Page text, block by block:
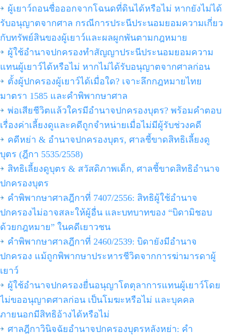
ผู้เยาว์ถอนชื่อออกจากโฉนดที่ดินได้หรือไม่ หากยังไม่ได้
รับอนุญาตจากศาล กรณีการประนีประนอมยอมความเกี่ยว
กับทรัพย์สินของผู้เยาว์และผลผูกพันตามกฎหมาย
ผู้ใช้อำนาจปกครองทำสัญญาประนีประนอมยอมความ
แทนผู้เยาว์ได้หรือไม่ หากไม่ได้รับอนุญาตจากศาลก่อน
ตั้งผู้ปกครองผู้เยาว์ได้เมื่อใด? เจาะลึกกฎหมายไทย
มาตรา 1585 และคำพิพากษาศาล
พ่อเสียชีวิตแล้วใครมีอำนาจปกครองบุตร? พร้อมคำตอบ
เรื่องค่าเลี้ยงดูและคดีถูกจำหน่ายเมื่อไม่มีผู้รับช่วงคดี
คดีหย่า & อำนาจปกครองบุตร, ศาลชี้ขาดสิทธิเลี้ยงดู
บุตร (ฎีกา 5535/2558)
สิทธิเลี้ยงดูบุตร & สวัสดิภาพเด็ก, ศาลชี้ขาดสิทธิอำนาจ
ปกครองบุตร
คำพิพากษาศาลฎีกาที่ 7407/2556: สิทธิผู้ใช้อำนาจ
ปกครองไม่อาจสละให้ผู้อื่น และบทบาทของ “บิดามิชอบ
ด้วยกฎหมาย” ในคดีเยาวชน
คำพิพากษาศาลฎีกาที่ 2460/2539: บิดายังมีอำนาจ
ปกครอง แม้ถูกพิพากษาประหารชีวิตจากการฆ่ามารดาผู้
เยาว์
ผู้ใช้อำนาจปกครองยื่นอนุญาโตตุลาการแทนผู้เยาว์โดย
ไม่ขออนุญาตศาลก่อน เป็นโมฆะหรือไม่ และบุคคล
ภายนอกมีสิทธิอ้างได้หรือไม่
ศาลฎีกาวินิจฉัยอำนาจปกครองบุตรหลังหย่า: คำ